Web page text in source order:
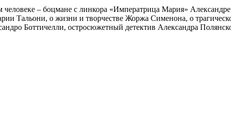
– боцмане с линкора «Императрица Мария»
Тальони, о жизни и творчестве Жоржа Сименона, о
Боттичелли, остросюжетный детектив Александра